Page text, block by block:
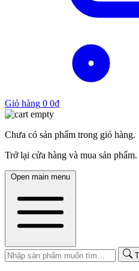
Giỏ hàng 0 0₫
Chưa có sản phẩm trong giỏ hàng.
Trở lại cửa hàng và mua sản phẩm.
Open main menu